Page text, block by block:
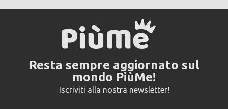
Resta sempre aggiornato sul
mondo PiùMe!
Iscriviti alla nostra newsletter!